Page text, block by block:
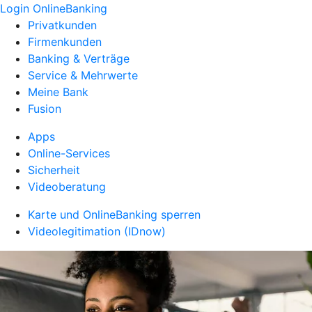
Login OnlineBanking
Privatkunden
Firmenkunden
Banking & Verträge
Service & Mehrwerte
Meine Bank
Fusion
Apps
Online-Services
Sicherheit
Videoberatung
Karte und OnlineBanking sperren
Videolegitimation (IDnow)